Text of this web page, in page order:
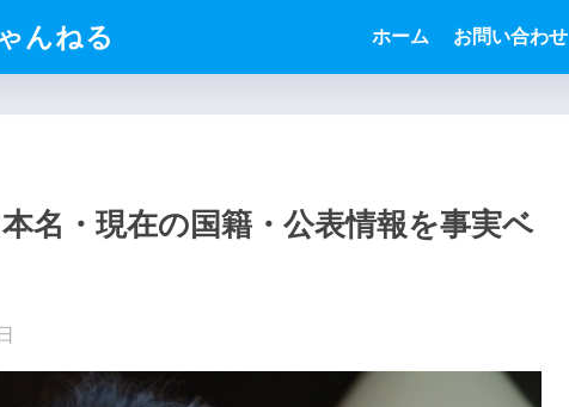
んねる ホーム お問い合わせ
名・現在の国籍・公表情報を事実ベ